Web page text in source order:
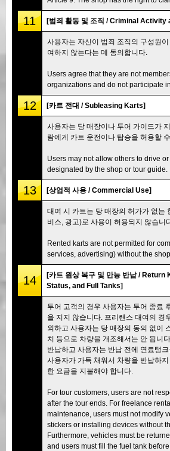
11 [범죄 활동 및 조직 / Criminal Activity
사용자는 자신이 범죄 조직의 구성원
여하지 않는다는 데 동의합니다.
Users agree that they are not
organizations and do not participate
12 [카트 전대 / Subleasing Karts]
사용자는 당 매장이나 투어 가이드가
람에게 카트 운전이나 탑승을 허용할
Users may not allow others to drive
designated by the shop or tour guide.
13 [상업적 사용 / Commercial Use]
대여 시 카트는 당 매장의 허가가 없는
비스, 광고)로 사용이 허용되지 않습니
Rented karts are not permitted for
services, advertising) without the
14
[카트 원상 복구 및 만능 반납 /
Status, and Full Tanks]
투어 고객의 경우 사용자는 투어 종료
을 지지 않습니다. 프리랜스 대여의 경
외하고 사용자는 당 매장의 동의 없이
치 등으로 차량을 개조해서는 안 됩니
반납하고 사용자는 반납 전에 연료탱
사용자가 가득 채워서 차량을 반납하
한 요금을 지불해야 합니다.
For tour customers, users are not
after the tour ends. For freelance
maintenance, users must not modify
stickers or installing devices without
Furthermore, vehicles must be
and users must fill the fuel tank